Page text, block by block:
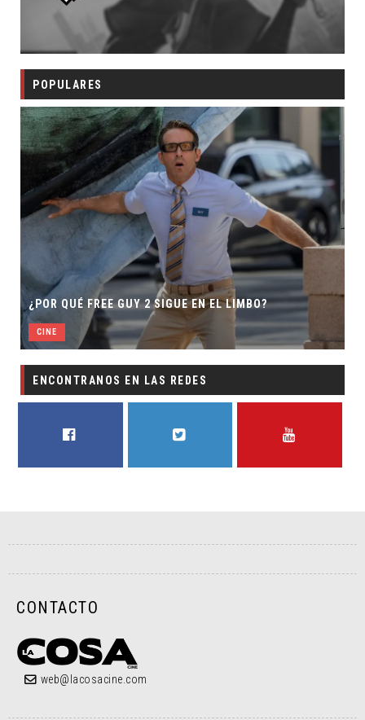
POPULARES
¿POR QUÉ FREE GUY 2 SIGUE EN EL LIMBO?
CINE
ENCONTRANOS EN LAS REDES
CONTACTO
web@lacosacine.com